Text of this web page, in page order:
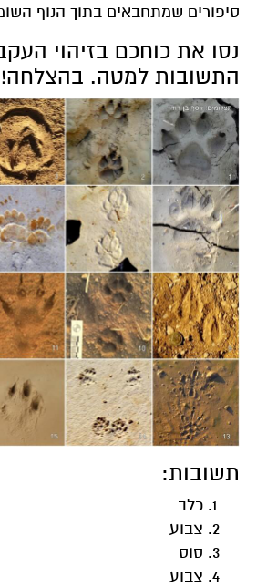
סיפורים שמתחבאים בתוך הנוף
נסו את כוחכם בזיהוי
התשובות למטה. בהצלחה!
תשובות:
כלב
צבוע
סוס
צבוע